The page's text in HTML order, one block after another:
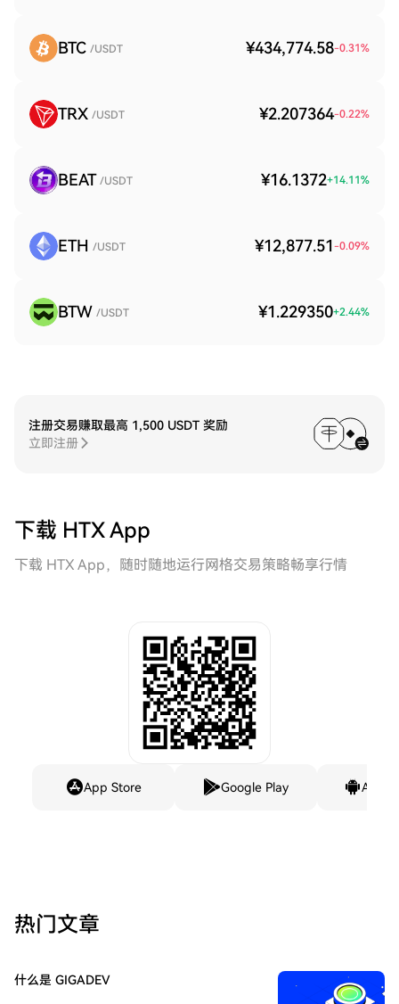
BTC /USDT ¥434,774.58-0.31%
TRX /USDT ¥2.207364-0.22%
BEAT /USDT ¥16.1372+14.11%
ETH /USDT ¥12,877.51 -0.09%
BTW /USDT ¥1.229350+2.44%
注册交易赚取最高 1,500 USDT 奖励
立即注册
下载 HTX App
下载 HTX App，随时随地运行网格交易策略畅享行情
App Store Google Play
热门文章
什么是 GIGADEV